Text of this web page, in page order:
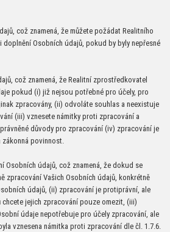
což znamená, že můžete požádat Realitního
Osobních údajů, pokud by byly nepřesné
což znamená, že Realitní zprostředkovatel
pokud (i) již nejsou potřebné pro účely, pro
zpracovány, (ii) odvoláte souhlas a neexistuje
(iii) vznesete námitky proti zpracování a
důvody pro zpracování (iv) zpracování je
povinnost.
Osobních údajů, což znamená, že dokud se
zpracování Vašich Osobních údajů, konkrétně
údajů, (ii) zpracování je protiprávní, ale
jejich zpracování pouze omezit, (iii)
údaje nepotřebuje pro účely zpracování, ale
vznesena námitka proti zpracování dle čl. 1.7.6.